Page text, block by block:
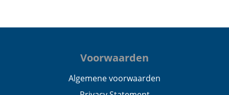
Voorwaarden
Algemene voorwaarden